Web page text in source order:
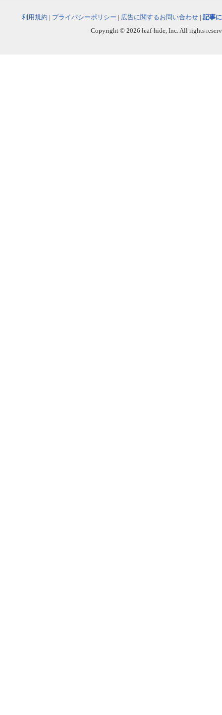
利用規約 | プライバシーポリシー | 広告に関するお問い合わせ | 記事
Copyright © 2026 leaf-hide, Inc. All rights